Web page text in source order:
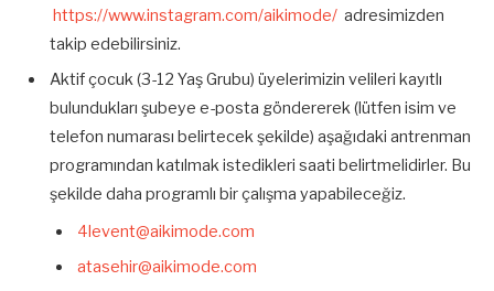
https://www.instagram.com/aikimode/ adresimizden
takip edebilirsiniz.
Aktif çocuk (3-12 Yaş Grubu) üyelerimizin velileri kayıtlı
bulundukları şubeye e-posta göndererek (lütfen isim ve
telefon numarası belirtecek şekilde) aşağıdaki antrenman
programından katılmak istedikleri saati belirtmelidirler. Bu
şekilde daha programlı bir çalışma yapabileceğiz.
4levent@aikimode.com
atasehir@aikimode.com